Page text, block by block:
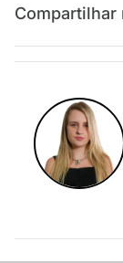
Compartilhar